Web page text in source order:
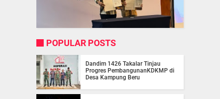
POPULAR POSTS
Dandim 1426 Takalar Tinjau
Progres PembangunanKDKMP di
Desa Kampung Beru